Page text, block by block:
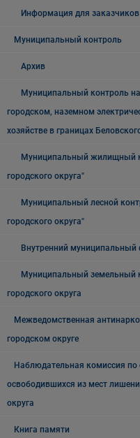
Информация для заказчиков
Муниципальный контроль
Архив
Муниципальный контроль
городском, наземном
хозяйстве в границах
Муниципальный жилищный
городского округа"
Муниципальный лесной
городского округа"
Внутренний
Муниципальный земельный
городского округа
Межведомственная
городском округе
Наблюдательная комиссия по
освободившихся из мест
округа
Книга памяти